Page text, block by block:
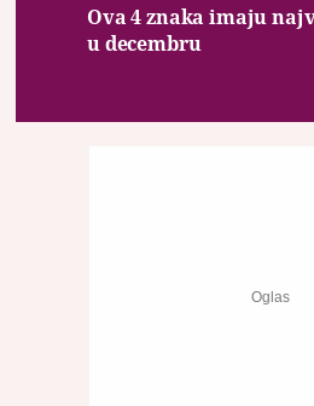
Ova 4 znaka imaju
u decembru